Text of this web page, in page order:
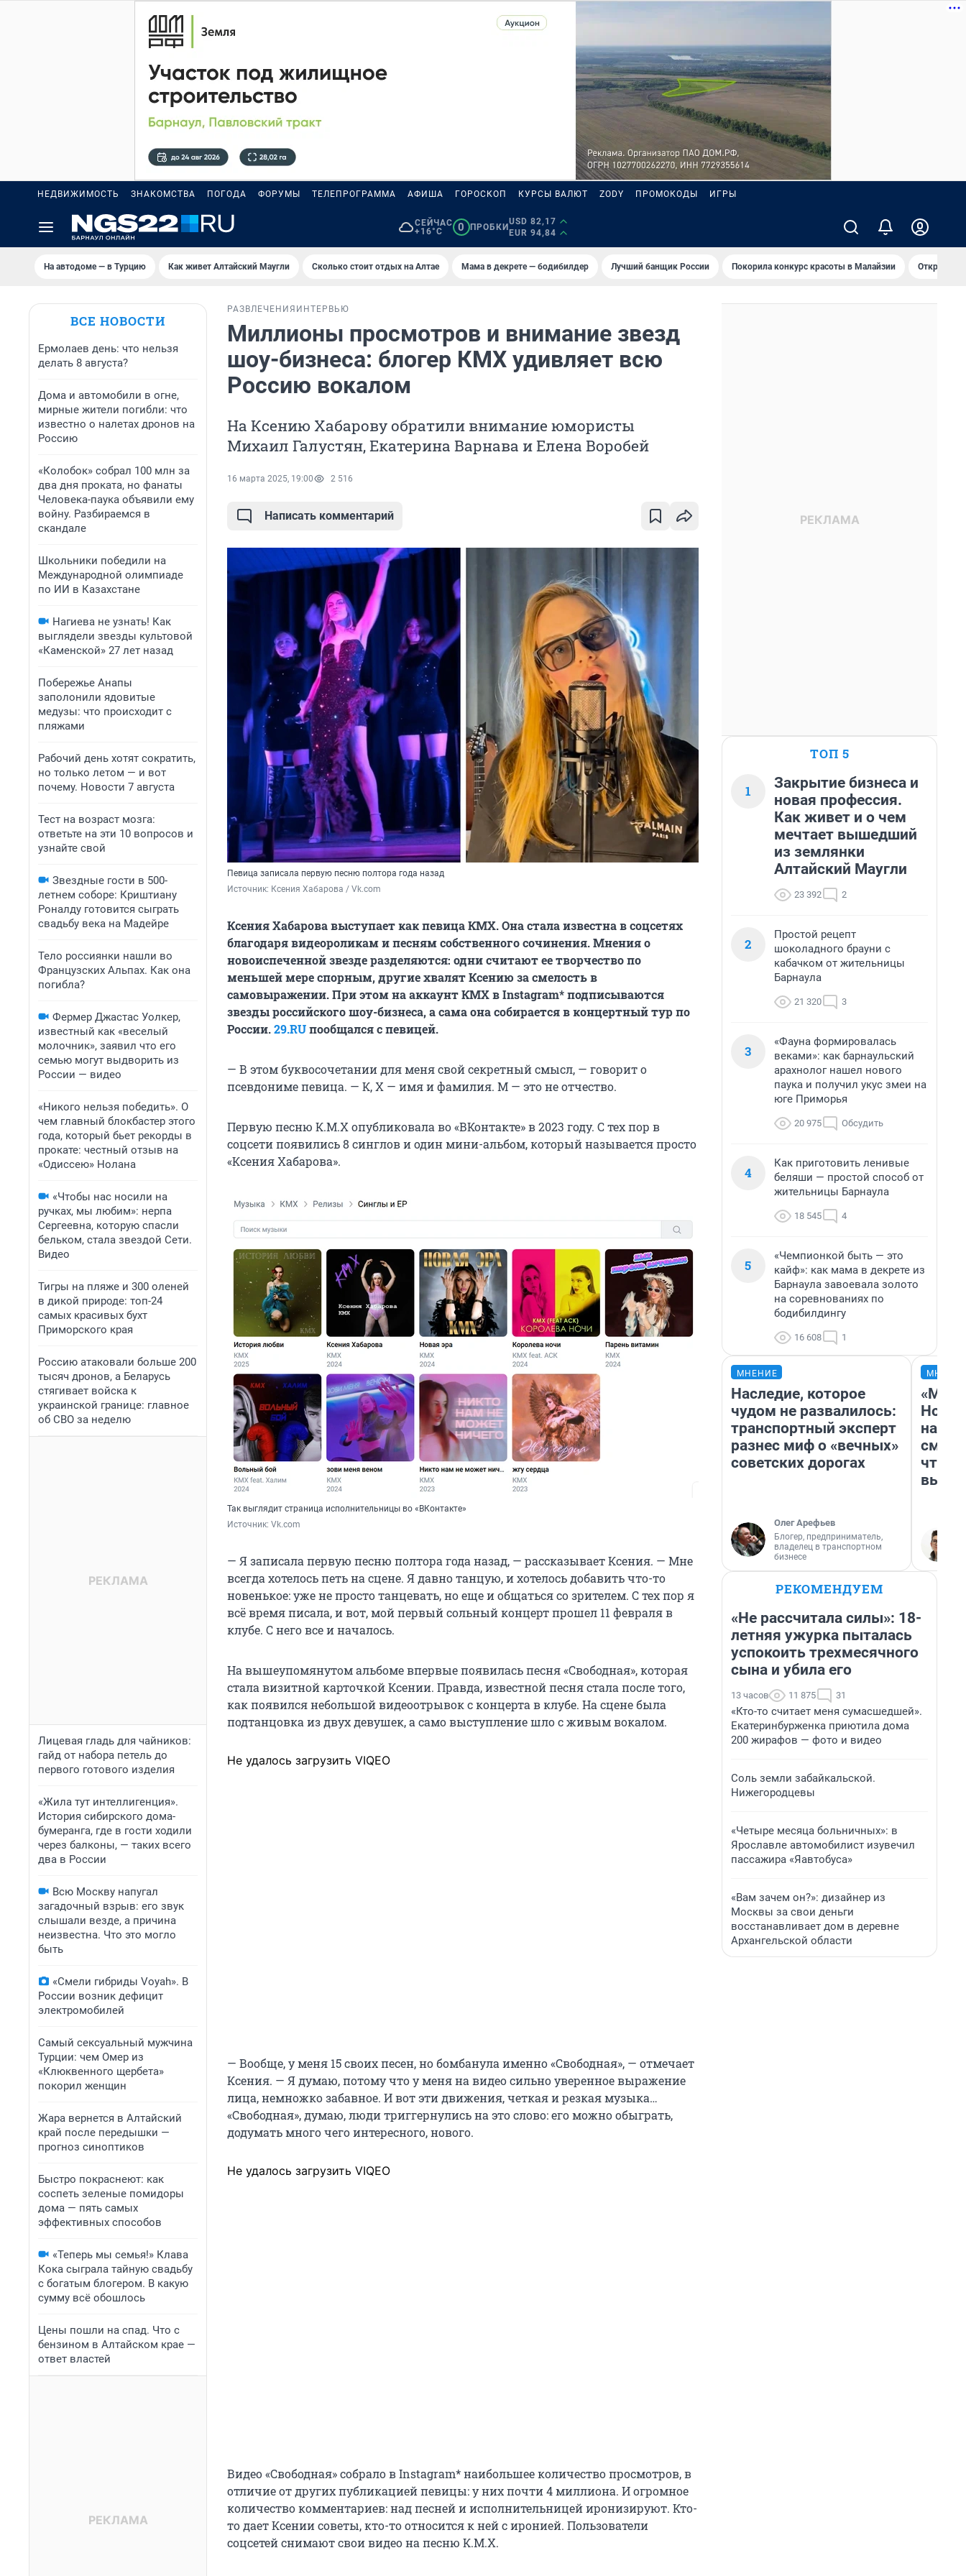
НЕДВИЖИМОСТЬ ЗНАКОМСТВА ПОГОДА ФОРУМЫ ТЕЛЕПРОГРАММА АФИША ГОРОСКОП КУРСЫ ВАЛЮТ ZODY ПРОМОКОДЫ ИГРЫ
СЕЙЧАС
+16°C
0 ПРОБКИ
USD 82,17
EUR 94,84
На автодоме — в Турцию Как живет Алтайский Маугли Сколько стоит отдых на Алтае Мама в декрете — бодибилдер Лучший банщик России Покорила конкурс красоты в Малайзии Открыл
ВСЕ НОВОСТИ
Ермолаев день: что нельзя
делать 8 августа?
Дома и автомобили в огне,
мирные жители погибли: что
известно о налетах дронов на
Россию
«Колобок» собрал 100 млн за
два дня проката, но фанаты
Человека-паука объявили ему
войну. Разбираемся в
скандале
Школьники победили на
Международной олимпиаде
по ИИ в Казахстане
Нагиева не узнать! Как
выглядели звезды культовой
«Каменской» 27 лет назад
Побережье Анапы
заполонили ядовитые
медузы: что происходит с
пляжами
Рабочий день хотят сократить,
но только летом — и вот
почему. Новости 7 августа
Тест на возраст мозга:
ответьте на эти 10 вопросов и
узнайте свой
Звездные гости в 500-
летнем соборе: Криштиану
Роналду готовится сыграть
свадьбу века на Мадейре
Тело россиянки нашли во
Французских Альпах. Как она
погибла?
Фермер Джастас Уолкер,
известный как «веселый
молочник», заявил что его
семью могут выдворить из
России — видео
«Никого нельзя победить». О
чем главный блокбастер этого
года, который бьет рекорды в
прокате: честный отзыв на
«Одиссею» Нолана
«Чтобы нас носили на
ручках, мы любим»: нерпа
Сергеевна, которую спасли
бельком, стала звездой Сети.
Видео
Тигры на пляже и 300 оленей
в дикой природе: топ-24
самых красивых бухт
Приморского края
Россию атаковали больше 200
тысяч дронов, а Беларусь
стягивает войска к
украинской границе: главное
об СВО за неделю
Лицевая гладь для чайников:
гайд от набора петель до
первого готового изделия
«Жила тут интеллигенция».
История сибирского дома-
бумеранга, где в гости ходили
через балконы, — таких всего
два в России
Всю Москву напугал
загадочный взрыв: его звук
слышали везде, а причина
неизвестна. Что это могло
быть
«Смели гибриды Voyah». В
России возник дефицит
электромобилей
Самый сексуальный мужчина
Турции: чем Омер из
«Клюквенного щербета»
покорил женщин
Жара вернется в Алтайский
край после передышки —
прогноз синоптиков
Быстро покраснеют: как
соспеть зеленые помидоры
дома — пять самых
эффективных способов
«Теперь мы семья!» Клава
Кока сыграла тайную свадьбу
с богатым блогером. В какую
сумму всё обошлось
Цены пошли на спад. Что с
бензином в Алтайском крае —
ответ властей
РАЗВЛЕЧЕНИЯ ИНТЕРВЬЮ
Миллионы просмотров и внимание звезд
шоу-бизнеса: блогер КМХ удивляет всю
Россию вокалом
На Ксению Хабарову обратили внимание юмористы
Михаил Галустян, Екатерина Варнава и Елена Воробей
16 марта 2025, 19:00 2 516
Написать комментарий
Певица записала первую песню полтора года назад
Источник: Ксения Хабарова / Vk.com
Ксения Хабарова выступает как певица КМХ. Она стала известна в соцсетях
благодаря видеороликам и песням собственного сочинения. Мнения о
новоиспеченной звезде разделяются: одни считают ее творчество по
меньшей мере спорным, другие хвалят Ксению за смелость в
самовыражении. При этом на аккаунт КМХ в Instagram* подписываются
звезды российского шоу-бизнеса, а сама она собирается в концертный тур по
России.29.RUпообщался с певицей.
— В этом буквосочетании для меня свой секретный смысл, — говорит о
псевдониме певица. — К, Х — имя и фамилия. М — это не отчество.
Первую песню К.М.Х опубликовала во «ВКонтакте» в 2023 году. С тех пор в
соцсети появились 8 синглов и один мини-альбом, который называется просто
«Ксения Хабарова».
Так выглядит страница исполнительницы во «ВКонтакте»
Источник: Vk.com
— Я записала первую песню полтора года назад, — рассказывает Ксения. — Мне
всегда хотелось петь на сцене. Я давно танцую, и хотелось добавить что-то
новенькое: уже не просто танцевать, но еще и общаться со зрителем. С тех пор я
всё время писала, и вот, мой первый сольный концерт прошел 11 февраля в
клубе. С него все и началось.
На вышеупомянутом альбоме впервые появилась песня «Свободная», которая
стала визитной карточкой Ксении. Правда, известной песня стала после того,
как появился небольшой видеоотрывок с концерта в клубе. На сцене была
подтанцовка из двух девушек, а само выступление шло с живым вокалом.
Не удалось загрузить VIQEO
— Вообще, у меня 15 своих песен, но бомбанула именно «Свободная», — отмечает
Ксения. — Я думаю, потому что у меня на видео сильно уверенное выражение
лица, немножко забавное. И вот эти движения, четкая и резкая музыка…
«Свободная», думаю, люди триггернулись на это слово: его можно обыграть,
додумать много чего интересного, нового.
Не удалось загрузить VIQEO
Видео «Свободная» собрало в Instagram* наибольшее количество просмотров, в
отличие от других публикацией певицы: у них почти 4 миллиона. И огромное
количество комментариев: над песней и исполнительницей иронизируют. Кто-
то дает Ксении советы, кто-то относится к ней с иронией. Пользователи
соцсетей снимают свои видео на песню К.М.Х.
ТОП 5
1
Закрытие бизнеса и
новая профессия.
Как живет и о чем
мечтает вышедший
из землянки
Алтайский Маугли
23 392 2
2
Простой рецепт
шоколадного брауни с
кабачком от жительницы
Барнаула
21 320 3
3
«Фауна формировалась
веками»: как барнаульский
арахнолог нашел нового
паука и получил укус змеи на
юге Приморья
20 975 Обсудить
4
Как приготовить ленивые
беляши — простой способ от
жительницы Барнаула
18 545 4
5
«Чемпионкой быть — это
кайф»: как мама в декрете из
Барнаула завоевала золото
на соревнованиях по
бодибилдингу
16 608 1
МНЕНИЕ
Наследие, которое
чудом не развалилось:
транспортный эксперт
разнес миф о «вечных»
советских дорогах
Олег Арефьев
Блогер, предприниматель,
владелец в транспортном
бизнесе
«Мы
РЕКОМЕНДУЕМ
«Не рассчитала силы»: 18-
летняя ужурка пыталась
успокоить трехмесячного
сына и убила его
13 часов 11 875 31
«Кто-то считает меня сумасшедшей».
Екатеринбурженка приютила дома
200 жирафов — фото и видео
Соль земли забайкальской.
Нижегородцевы
«Четыре месяца больничных»: в
Ярославле автомобилист изувечил
пассажира «Яавтобуса»
«Вам зачем он?»: дизайнер из
Москвы за свои деньги
восстанавливает дом в деревне
Архангельской области